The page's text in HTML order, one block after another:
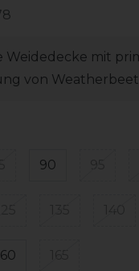
Weidedecke mit
von
90